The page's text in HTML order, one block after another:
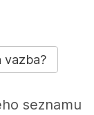
vazba?
seznamu